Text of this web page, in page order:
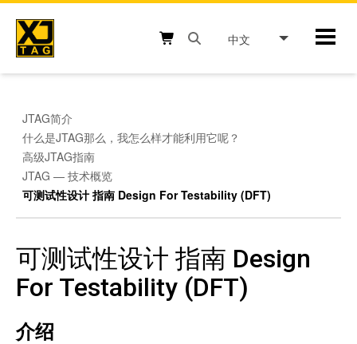
Skip
content
中文
JTAG简介
什么是JTAG那么，我怎么样才能利用它呢？
高级JTAG指南
JTAG — 技术概览
可测试性设计 指南 Design For Testability (DFT)
可测试性设计 指南 Design
For Testability (DFT)
介绍